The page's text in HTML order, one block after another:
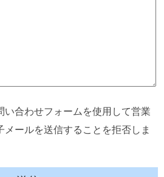
い合わせフォームを使用して営業
ールを送信することを拒否しま